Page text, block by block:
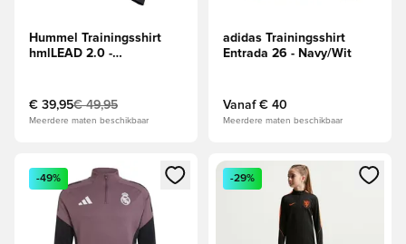
Hummel Trainingsshirt
hmlLEAD 2.0 -
€ 39,95€ 49,95
Meerdere maten beschikbaar
adidas Trainingsshirt
Entrada 26 - Navy/Wit
Vanaf € 40
Meerdere maten beschikbaar
Opent een venster om in te loggen of je aan te melden als
-49%
Opent een venster om in te
-29%